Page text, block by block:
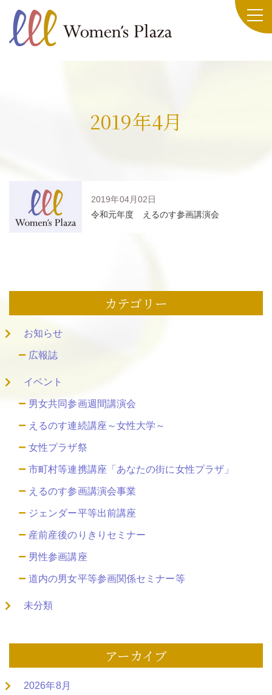
2019年4月
2019年04月02日
令和元年度 えるのす参画講演会
カテゴリー
お知らせ
広報誌
イベント
男女共同参画週間講演会
えるのす連続講座～女性大学～
女性プラザ祭
市町村等連携講座「あなたの街に女性プラザ」
えるのす参画講演会事業
ジェンダー平等出前講座
産前産後のりきりセミナー
男性参画講座
道内の男女平等参画関係セミナー等
未分類
アーカイブ
2026年8月